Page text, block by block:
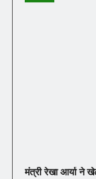
मंत्री रेखा आर्या ने